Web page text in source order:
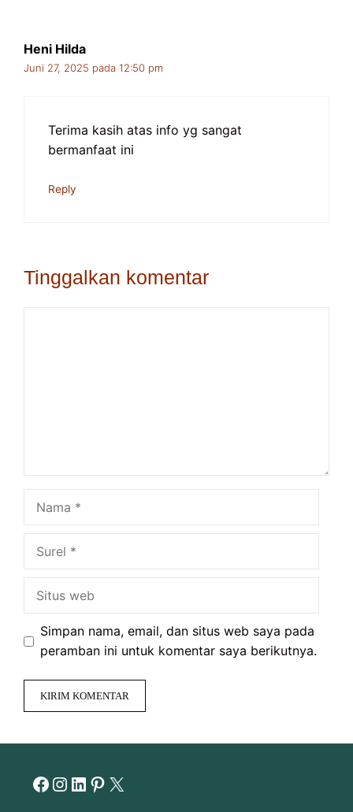
Heni Hilda
Juni 27, 2025 pada 12:50 pm
Terima kasih atas info yg sangat
bermanfaat ini
Reply
Tinggalkan komentar
Simpan nama, email, dan situs web saya pada
peramban ini untuk komentar saya berikutnya.
Facebook
Instagram
LinkedIn
Pinterest
X